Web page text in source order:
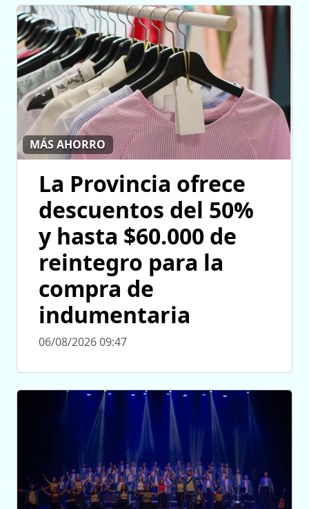
MÁS AHORRO
La Provincia ofrece
descuentos del 50%
y hasta $60.000 de
reintegro para la
compra de
indumentaria
06/08/2026 09:47